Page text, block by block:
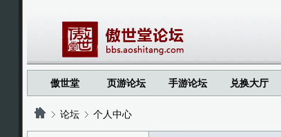
傲世堂 页游论坛 手游论坛 兑换大厅
论坛 个人中心